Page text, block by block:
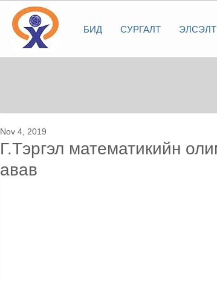
БИД СУРГАЛТ ЭЛСЭЛТ
Г.Тэргэл математикийн
авав
Nov 4, 2019